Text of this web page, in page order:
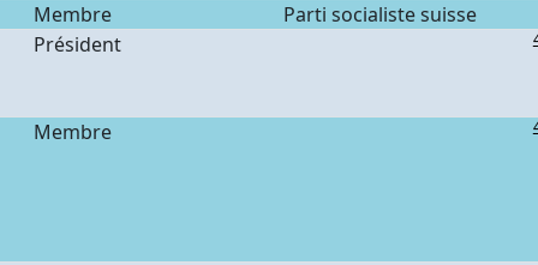
Membre
Parti socialiste suisse
Président
Membre